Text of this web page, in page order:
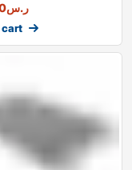
ر.س
cart